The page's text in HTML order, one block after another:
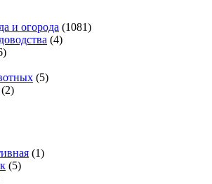
и огорода (1081)
(4)
(5)
(2)
(1)
(5)